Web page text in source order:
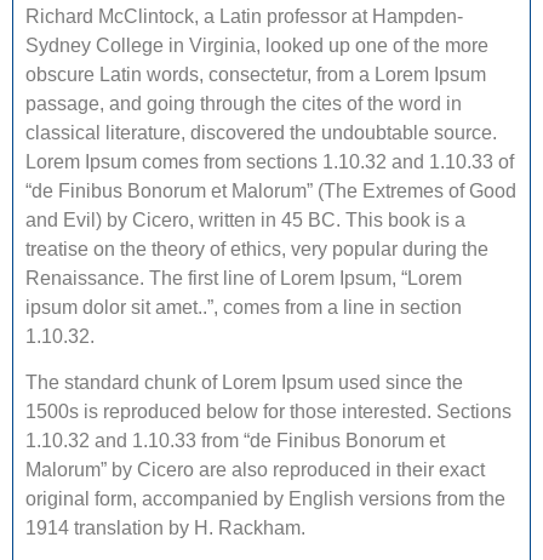
Richard McClintock, a Latin professor at Hampden-
Sydney College in Virginia, looked up one of the more
obscure Latin words, consectetur, from a Lorem Ipsum
passage, and going through the cites of the word in
classical literature, discovered the undoubtable source.
Lorem Ipsum comes from sections 1.10.32 and 1.10.33 of
“de Finibus Bonorum et Malorum” (The Extremes of Good
and Evil) by Cicero, written in 45 BC. This book is a
treatise on the theory of ethics, very popular during the
Renaissance. The first line of Lorem Ipsum, “Lorem
ipsum dolor sit amet..”, comes from a line in section
1.10.32.
The standard chunk of Lorem Ipsum used since the
1500s is reproduced below for those interested. Sections
1.10.32 and 1.10.33 from “de Finibus Bonorum et
Malorum” by Cicero are also reproduced in their exact
original form, accompanied by English versions from the
1914 translation by H. Rackham.